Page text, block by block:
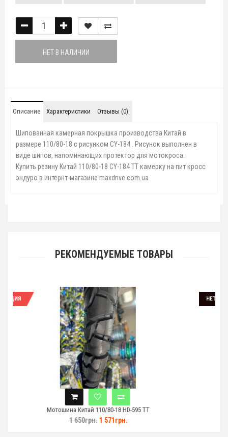
НЕТ В НАЛИЧИИ
Описание Характеристики Отзывы (0)
Шипованная камерная покрышка производства Китай в
размере 110/80-18 с рисунком CY-184 . Рисунок выполнен в
виде шипов, напоминающих протектор для мотокроса.
Купить резину Китай 110/80-18 CY-184 TT камерку на пит кросс
эндуро в интернт-магазине maxdrive.com.ua
РЕКОМЕНДУЕМЫЕ ТОВАРЫ
110/80-18 HD-595 TT
НЕТ В НАЛИЧИИ